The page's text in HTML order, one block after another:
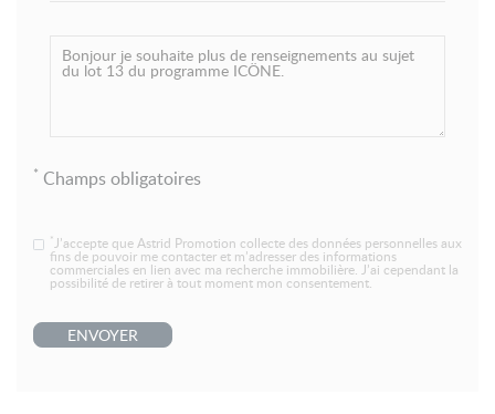
* Champs obligatoires
*J’accepte que Astrid Promotion collecte des données personnelles aux
fins de pouvoir me contacter et m’adresser des informations
commerciales en lien avec ma recherche immobilière. J’ai cependant la
possibilité de retirer à tout moment mon consentement.
ENVOYER